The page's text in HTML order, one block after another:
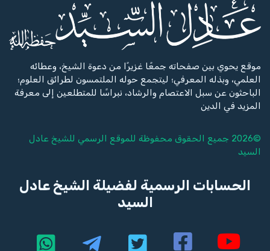
موقع يحوي بين صفحاته جمعًا غزيرًا من دعوة الشيخ، وعطائه
العلمي، وبذله المعرفي؛ ليتجمع حوله الملتمسون لطرائق العلوم؛
الباحثون عن سبل الاعتصام والرشاد، نبراسًا للمتطلعين إلى معرفة
المزيد في الدين
©2026 جميع الحقوق محفوظة للموقع الرسمي للشيخ
عادل
السيد
الحسابات الرسمية لفضيلة الشيخ عادل
السيد